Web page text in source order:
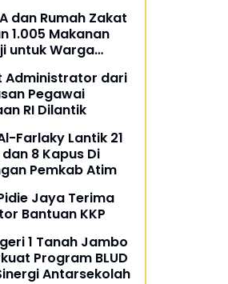
dan Rumah Zakat
1.005 Makanan
untuk Warga
Administrator dari
Pegawai
RI Dilantik
Farlaky Lantik 21
8 Kapus Di
Pemkab Atim
Jaya Terima
Bantuan KKP
1 Tanah Jambo
Program BLUD
Antarsekolah